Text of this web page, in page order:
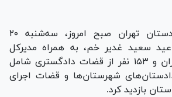
دادستان تهران صبح امروز، سه‌شنبه ۲۰
سعید غدیر خم، به همراه مدیرکل
زندان‌های استان تهران و ۱۵۳ نفر از قضات دادگستری شامل
شهرستان‌ها و قضات اجرای
بازدید کرد.